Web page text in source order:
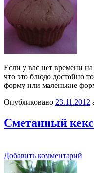
Если у вас нет времени
что это блюдо достойно
форму или маленькие
Опубликовано 23.11.2012
Сметанный
Добавить комментарий